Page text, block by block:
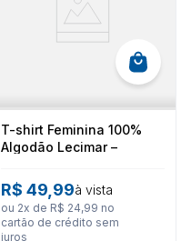
T-shirt Feminina 100%
Algodão Lecimar –
Summer"
R$ 49 99à vista
ou 2x de R$ 24,99 no
cartão de crédito sem
juros